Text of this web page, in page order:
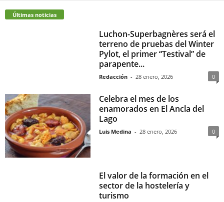
Últimas noticias
Luchon-Superbagnères será el
terreno de pruebas del Winter
Pylot, el primer “Testival” de
parapente...
Redacción - 28 enero, 2026 0
Celebra el mes de los
enamorados en El Ancla del
Lago
Luis Medina - 28 enero, 2026 0
El valor de la formación en el
sector de la hostelería y
turismo